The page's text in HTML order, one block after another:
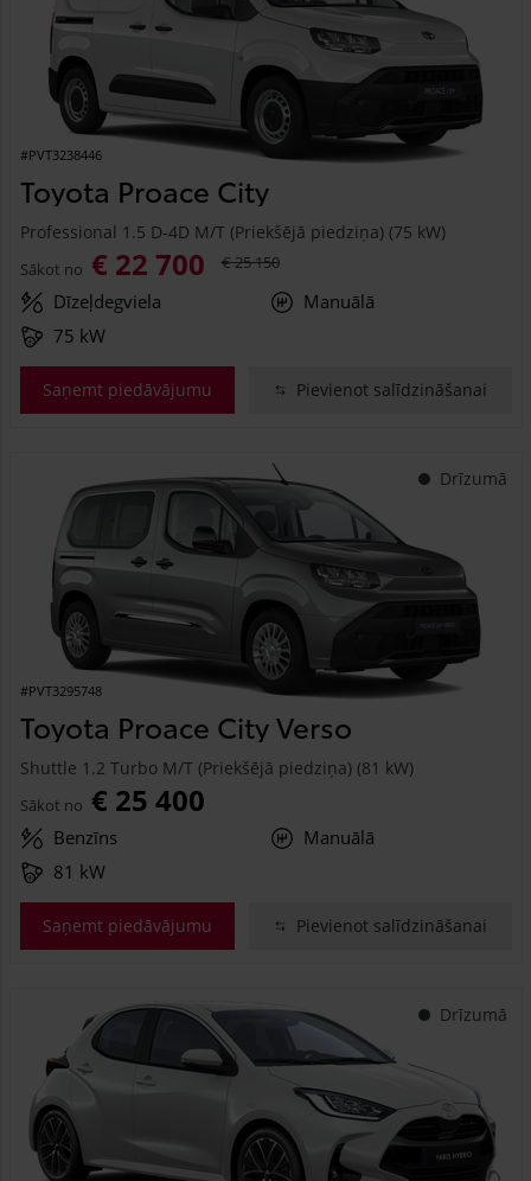
#PVT3238446
Toyota Proace City
Professional 1.5 D-4D M/T (Priekšējā piedziņa) (75 kW)
Sākot no € 22 700 € 25 150
Dīzeļdegviela
Manuālā
75 kW
Saņemt piedāvājumu Pievienot salīdzināšanai
Drīzumā
#PVT3295748
Toyota Proace City Verso
Shuttle 1.2 Turbo M/T (Priekšējā piedziņa) (81 kW)
Sākot no € 25 400
Benzīns
Manuālā
81 kW
Saņemt piedāvājumu Pievienot salīdzināšanai
Drīzumā